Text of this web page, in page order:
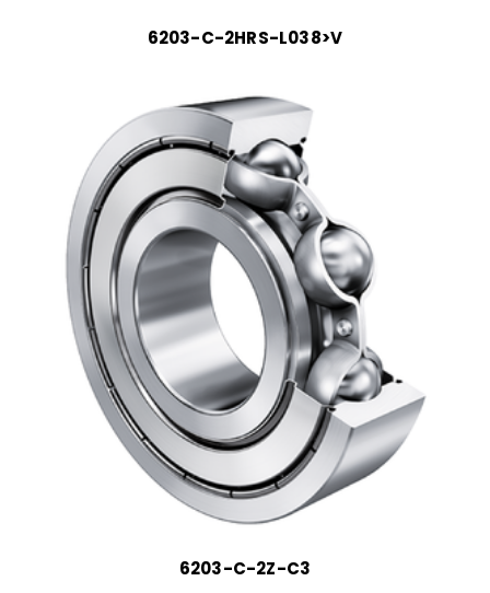
6203-C-2HRS-L038>V
6203-C-2Z-C3